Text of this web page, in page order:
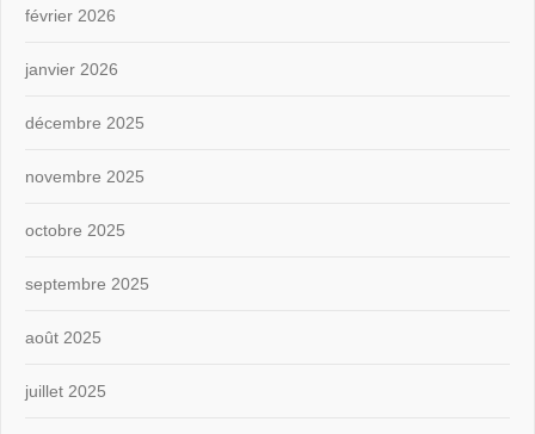
février 2026
janvier 2026
décembre 2025
novembre 2025
octobre 2025
septembre 2025
août 2025
juillet 2025